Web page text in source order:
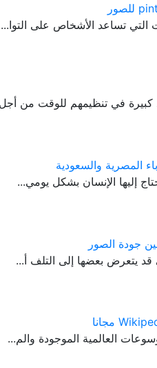
تساعد الأشخاص على التوا...
في تنظيمهم للوقت من
المصرية والسعودية
إليها الإنسان بشكل يومي...
يتعرض بعضها إلى التلف أ...
العالمية الموجودة والم...